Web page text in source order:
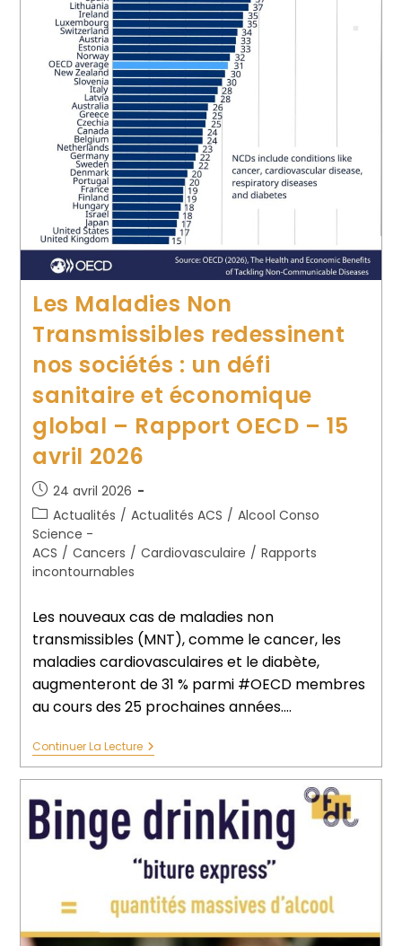
Les Maladies Non
Transmissibles redessinent
nos sociétés : un défi
sanitaire et économique
global – Rapport OECD – 15
avril 2026
24 avril 2026
Actualités / Actualités ACS / Alcool Conso
Science -
ACS / Cancers / Cardiovasculaire / Rapports
incontournables
Les nouveaux cas de maladies non
transmissibles (MNT), comme le cancer, les
maladies cardiovasculaires et le diabète,
augmenteront de 31 % parmi #OECD membres
au cours des 25 prochaines années.…
Continuer La Lecture